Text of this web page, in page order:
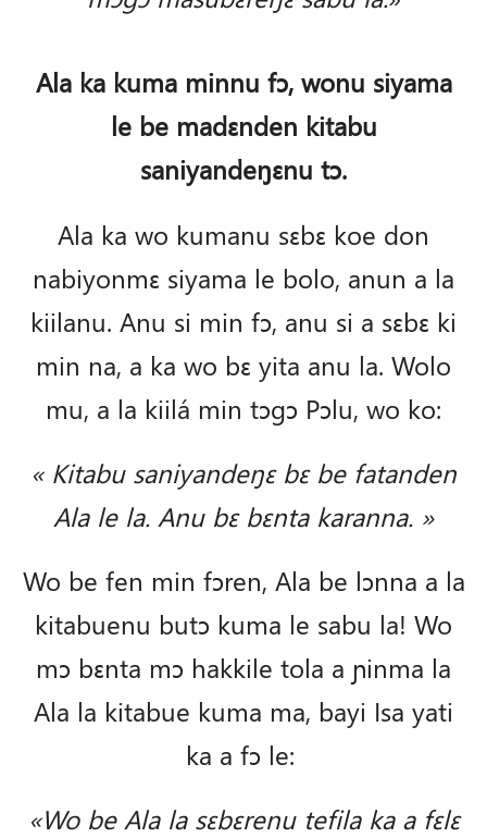
Ala ka kuma minnu fɔ, wonu siyama
le be madɛnden kitabu
saniyandeŋɛnu tɔ.
Ala ka wo kumanu sɛbɛ koe don
nabiyonmɛ siyama le bolo, anun a la
kiilanu. Anu si min fɔ, anu si a sɛbɛ ki
min na, a ka wo bɛ yita anu la. Wolo
mu, a la kiilá min tɔgɔ Pɔlu, wo ko:
« Kitabu saniyandeŋɛ bɛ be fatanden
Ala le la. Anu bɛ bɛnta karanna. »
Wo be fen min fɔren, Ala be lɔnna a la
kitabuenu butɔ kuma le sabu la! Wo
mɔ bɛnta mɔ hakkile tola a ɲinma la
Ala la kitabue kuma ma, bayi Isa yati
ka a fɔ le:
«Wo be Ala la sɛbɛrenu tefila ka a fɛlɛ